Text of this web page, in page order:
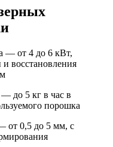
— от 4 до 6 кВт,
восстановления
— до 5 кг в час в
порошка
от 0,5 до 5 мм, с